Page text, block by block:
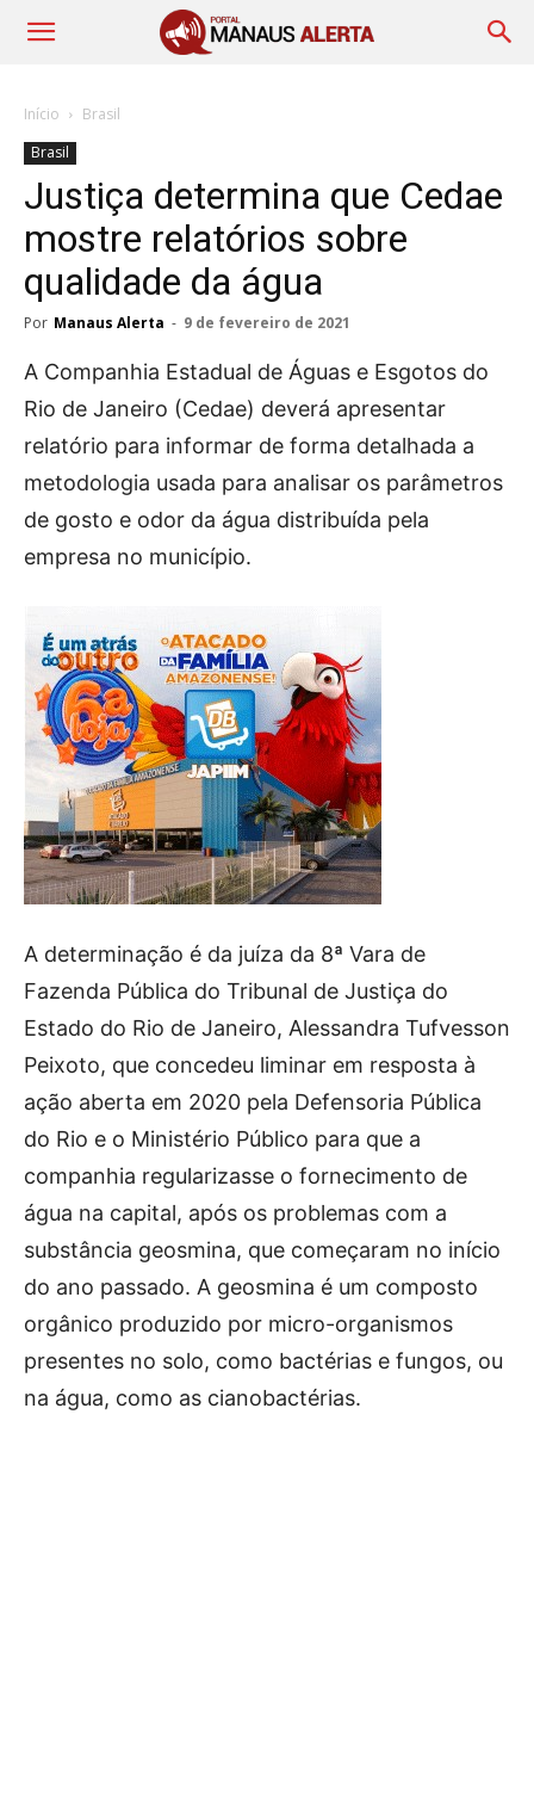
Início
Brasil
Brasil
Justiça determina que Cedae
mostre relatórios sobre
qualidade da água
Por Manaus Alerta - 9 de fevereiro de 2021
A Companhia Estadual de Águas e Esgotos do
Rio de Janeiro (Cedae) deverá apresentar
relatório para informar de forma detalhada a
metodologia usada para analisar os parâmetros
de gosto e odor da água distribuída pela
empresa no município.
A determinação é da juíza da 8ª Vara de
Fazenda Pública do Tribunal de Justiça do
Estado do Rio de Janeiro, Alessandra Tufvesson
Peixoto, que concedeu liminar em resposta à
ação aberta em 2020 pela Defensoria Pública
do Rio e o Ministério Público para que a
companhia regularizasse o fornecimento de
água na capital, após os problemas com a
substância geosmina, que começaram no início
do ano passado. A geosmina é um composto
orgânico produzido por micro-organismos
presentes no solo, como bactérias e fungos, ou
na água, como as cianobactérias.